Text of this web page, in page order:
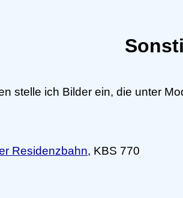
stelle ich Bilder ein, die unter
Residenzbahn, KBS 770